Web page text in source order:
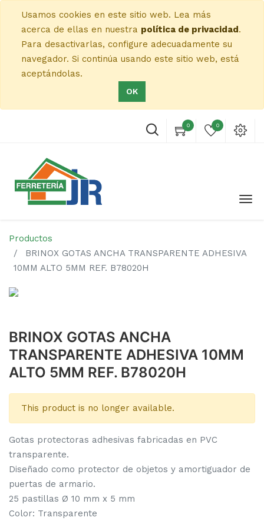
Usamos cookies en este sitio web. Lea más
acerca de ellas en nuestra política de privacidad.
Para desactivarlas, configure adecuadamente su
navegador. Si continúa usando este sitio web, está
aceptándolas.
OK
0 0
Productos
BRINOX GOTAS ANCHA TRANSPARENTE ADHESIVA
10MM ALTO 5MM REF. B78020H
BRINOX GOTAS ANCHA
TRANSPARENTE ADHESIVA 10MM
ALTO 5MM REF. B78020H
This product is no longer available.
Gotas protectoras adhesivas fabricadas en PVC
transparente.
Diseñado como protector de objetos y amortiguador de
puertas de armario.
25 pastillas Ø 10 mm x 5 mm
Color: Transparente